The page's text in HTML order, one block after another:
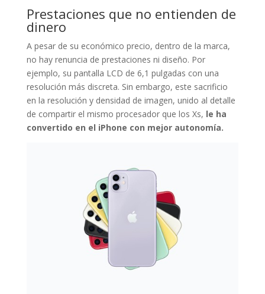
Prestaciones que no entienden de
dinero
A pesar de su económico precio, dentro de la marca,
no hay renuncia de prestaciones ni diseño. Por
ejemplo, su pantalla LCD de 6,1 pulgadas con una
resolución más discreta. Sin embargo, este sacrificio
en la resolución y densidad de imagen, unido al detalle
de compartir el mismo procesador que los Xs, le ha
convertido en el iPhone con mejor autonomía.